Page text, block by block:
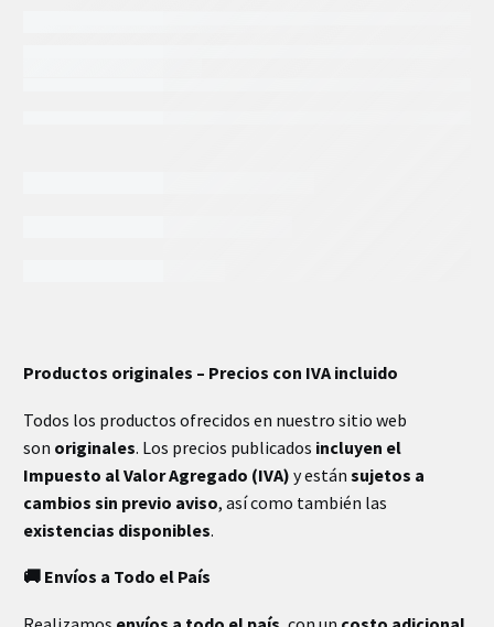
Productos originales – Precios con IVA incluido
Todos los productos ofrecidos en nuestro sitio web
son originales. Los precios publicados incluyen el
Impuesto al Valor Agregado (IVA) y están sujetos a
cambios sin previo aviso, así como también las
existencias disponibles.
🚚 Envíos a Todo el País